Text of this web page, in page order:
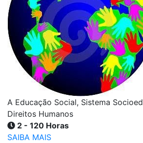
A Educação Social, Sistema
Direitos Humanos
2 - 120 Horas
SAIBA MAIS